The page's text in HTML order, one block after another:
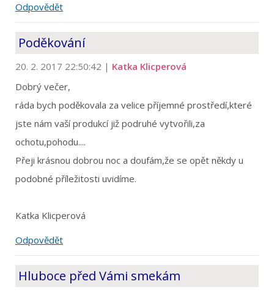
Odpovědět
Poděkování
20. 2. 2017 22:50:42 | Katka Klicperová
Dobrý večer,
ráda bych poděkovala za velice příjemné prostředí,které
jste nám vaší produkcí již podruhé vytvořili,za
ochotu,pohodu....
Přeji krásnou dobrou noc a doufám,že se opět někdy u
podobné příležitosti uvidíme.
Katka Klicperová
Odpovědět
Hluboce před Vámi smekám